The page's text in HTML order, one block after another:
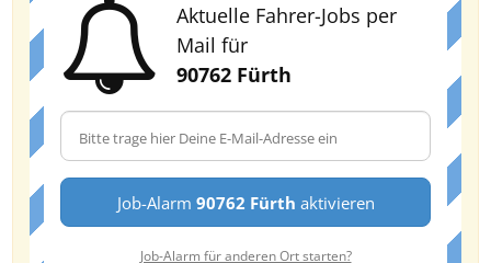
Aktuelle Fahrer-Jobs per
Mail für
90762 Fürth
Job-Alarm 90762 Fürth aktivieren
Job-Alarm für anderen Ort starten?